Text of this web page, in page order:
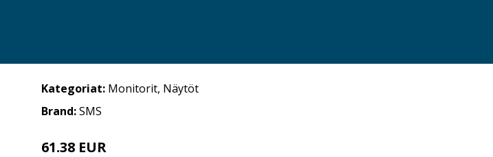
Kategoriat: Monitorit, Näytöt
Brand:SMS
61.38 EUR